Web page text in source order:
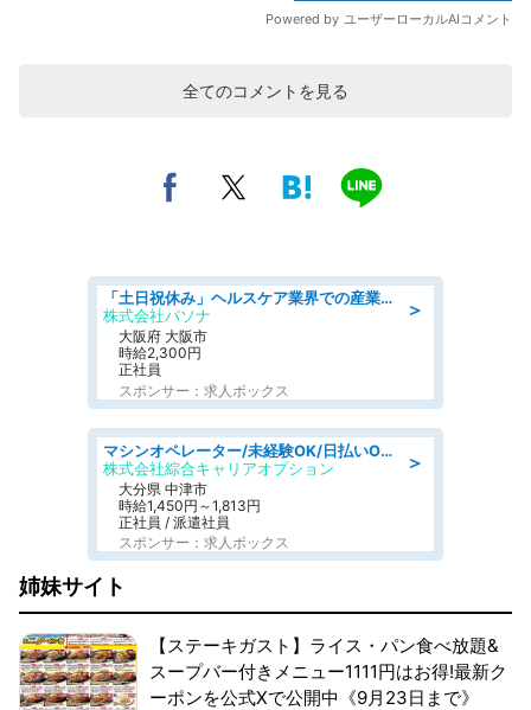
全てのコメントを見る
＞
「土日祝休み」ヘルスケア業界での産業保健師業務/看護師/高時給/要資格:正看護師
株式会社パソナ
大阪府 大阪市
時給2,300円
正社員
スポンサー：求人ボックス
＞
マシンオペレーター/未経験OK/日払いOK/寮費無料/交替制/20・30・40代活躍中
株式会社綜合キャリアオプション
大分県 中津市
時給1,450円～1,813円
正社員 / 派遣社員
スポンサー：求人ボックス
姉妹サイト
【ステーキガスト】ライス・パン食べ放題&
スープバー付きメニュー1111円はお得!最新ク
ーポンを公式Xで公開中《9月23日まで》